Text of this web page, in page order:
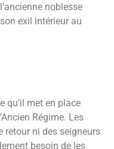
noblesse
exil intérieur au
qu’il met en place
Régime. Les
retour ni des seigneurs
besoin de les